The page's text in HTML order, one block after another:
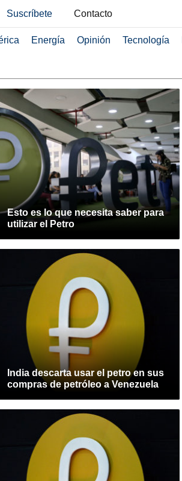
Suscríbete Contacto
Energía Opinión Tecnología
Esto es lo que necesita saber para
utilizar el Petro
India descarta usar el petro en sus
compras de petróleo a Venezuela